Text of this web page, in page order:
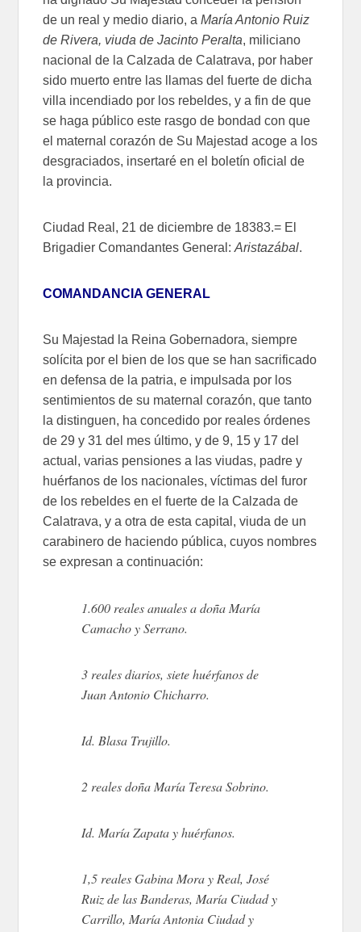
de un real y medio diario, aMaría Antonio Ruiz
de Rivera, viuda de Jacinto Peralta, miliciano
nacional de la Calzada de Calatrava, por haber
sido muerto entre las llamas del fuerte de dicha
villa incendiado por los rebeldes, y a fin de que
se haga público este rasgo de bondad con que
el maternal corazón de Su Majestad acoge a los
desgraciados, insertaré en el boletín oficial de
la provincia.
Ciudad Real, 21 de diciembre de 18383.= El
Brigadier Comandantes General:Aristazábal.
COMANDANCIA GENERAL
Su Majestad la Reina Gobernadora, siempre
solícita por el bien de los que se han sacrificado
en defensa de la patria, e impulsada por los
sentimientos de su maternal corazón, que tanto
la distinguen, ha concedido por reales órdenes
de 29 y 31 del mes último, y de 9, 15 y 17 del
actual, varias pensiones a las viudas, padre y
huérfanos de los nacionales, víctimas del furor
de los rebeldes en el fuerte de la Calzada de
Calatrava, y a otra de esta capital, viuda de un
carabinero de haciendo pública, cuyos nombres
se expresan a continuación:
1.600 reales anuales a doña María
Camacho y Serrano.
3 reales diarios, siete huérfanos de
Juan Antonio Chicharro.
Id. Blasa Trujillo.
2 reales doña María Teresa Sobrino.
Id. María Zapata y huérfanos.
1,5 reales Gabina Mora y Real, José
Ruiz de las Banderas, María Ciudad y
Carrillo, María Antonia Ciudad y